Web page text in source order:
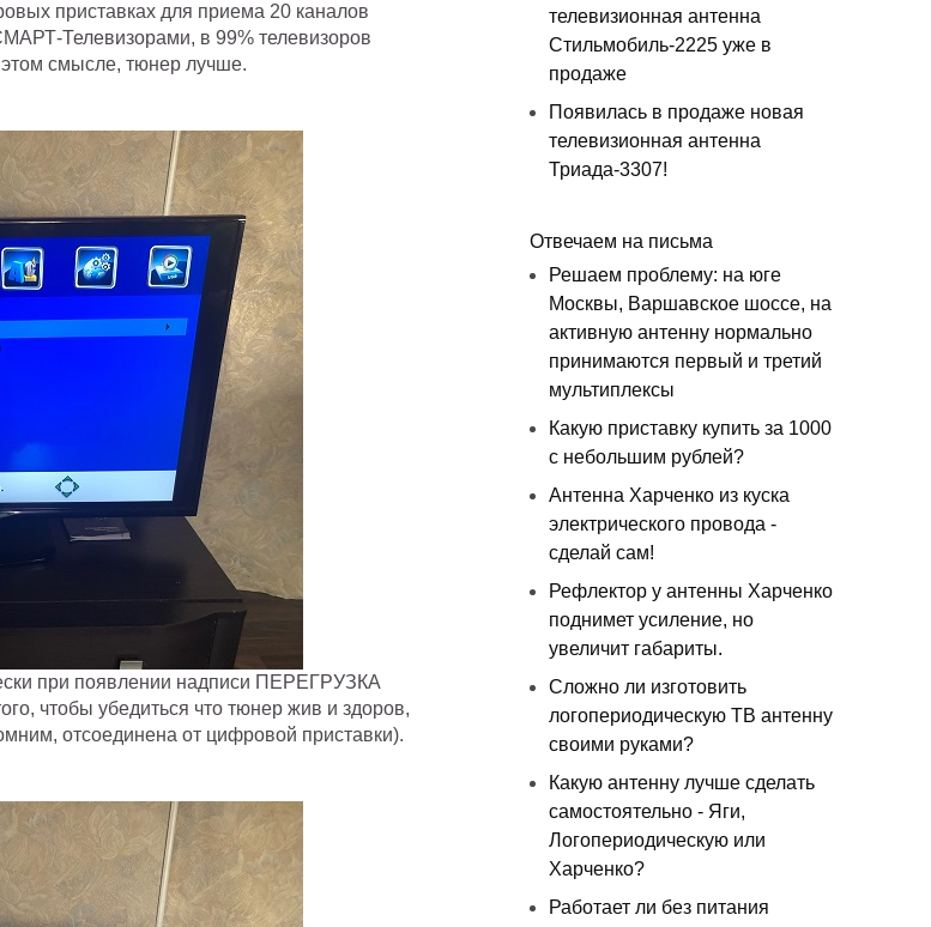
приставках для приема 20 каналов
Телевизорами, в 99% телевизоров
этом смысле, тюнер лучше.
при появлении надписи ПЕРЕГРУЗКА
чтобы убедиться что тюнер жив и здоров,
отсоединена от цифровой приставки).
телевизионная антенна
Стильмобиль-2225 уже в
продаже
Появилась в продаже новая
телевизионная антенна
Триада-3307!
Отвечаем на письма
Решаем проблему: на юге
Москвы, Варшавское шоссе, на
активную антенну нормально
принимаются первый и третий
мультиплексы
Какую приставку купить за 1000
с небольшим рублей?
Антенна Харченко из куска
электрического провода -
сделай сам!
Рефлектор у антенны Харченко
поднимет усиление, но
увеличит габариты.
Сложно ли изготовить
логопериодическую ТВ антенну
своими руками?
Какую антенну лучше сделать
самостоятельно - Яги,
Логопериодическую или
Харченко?
Работает ли без питания